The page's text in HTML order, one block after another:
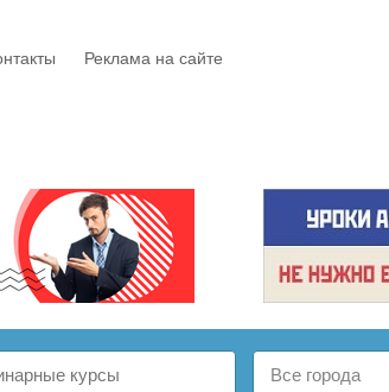
Реклама на сайте